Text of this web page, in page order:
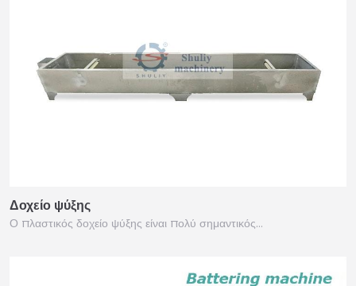
Δοχείο ψύξης
Ο πλαστικός δοχείο ψύξης είναι πολύ σημαντικός…